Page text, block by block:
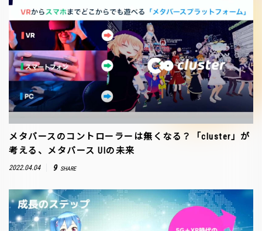
メタバースのコントローラーは無くなる？「cluster」が
考える、メタバース UIの未来
2022.04.04 9 SHARE